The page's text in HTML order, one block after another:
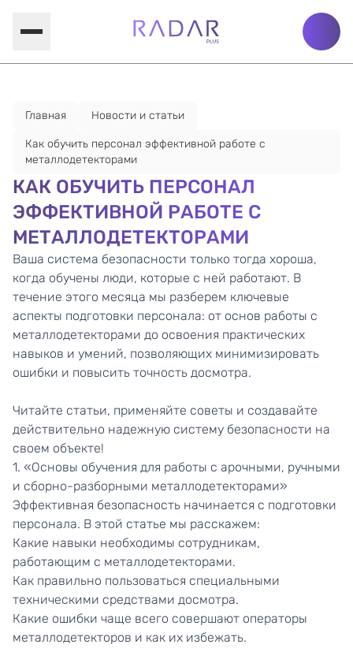
Главная Новости и статьи
Как обучить персонал эффективной работе с
металлодетекторами
КАК ОБУЧИТЬ ПЕРСОНАЛ
ЭФФЕКТИВНОЙ РАБОТЕ С
МЕТАЛЛОДЕТЕКТОРАМИ
Ваша система безопасности только тогда хороша,
когда обучены люди, которые с ней работают. В
течение этого месяца мы разберем ключевые
аспекты подготовки персонала: от основ работы с
металлодетекторами до освоения практических
навыков и умений, позволяющих минимизировать
ошибки и повысить точность досмотра.
Читайте статьи, применяйте советы и создавайте
действительно надежную систему безопасности на
своем объекте!
1. «Основы обучения для работы с арочными, ручными
и сборно-разборными металлодетекторами»
Эффективная безопасность начинается с подготовки
персонала. В этой статье мы расскажем:
Какие навыки необходимы сотрудникам,
работающим с металлодетекторами.
Как правильно пользоваться специальными
техническими средствами досмотра.
Какие ошибки чаще всего совершают операторы
металлодетекторов и как их избежать.